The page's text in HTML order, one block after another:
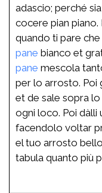
adascio; perché
cocere pian piano.
quando ti pare
pane bianco et
pane mescola
per lo arrosto. Poi
et de sale sopra
ogni loco. Poi dàlli
facendolo voltar
el tuo arrosto
tabula quanto più